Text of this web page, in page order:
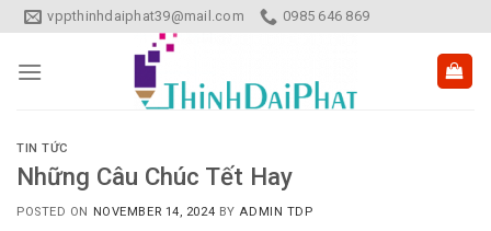
Skip
to
content
vppthinhdaiphat39@mail.com 0985 646 869
TIN TỨC
Những Câu Chúc Tết Hay
POSTED ON NOVEMBER 14, 2024 BYADMIN TDP